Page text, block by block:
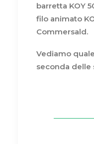
barretta KOY
filo animato
Commersald.
Vediamo
seconda delle